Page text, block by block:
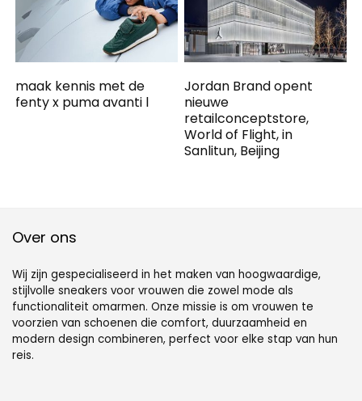
maak kennis met de
fenty x puma avanti l
Jordan Brand opent
nieuwe
retailconceptstore,
World of Flight, in
Sanlitun, Beijing
Over ons
Wij zijn gespecialiseerd in het maken van hoogwaardige,
stijlvolle sneakers voor vrouwen die zowel mode als
functionaliteit omarmen. Onze missie is om vrouwen te
voorzien van schoenen die comfort, duurzaamheid en
modern design combineren, perfect voor elke stap van hun
reis.